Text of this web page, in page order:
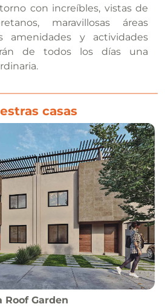
con increíbles, vistas de
maravillosas áreas
amenidades y actividades
de todos los días una
casas
Roof Garden